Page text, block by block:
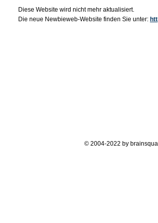
Diese Website wird nicht mehr aktualisiert.
Die neue Newbieweb-Website finden Sie unter:
© 2004-2022 by